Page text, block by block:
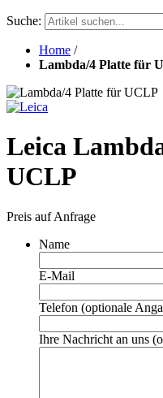
Suche:
Home /
Lambda/4 Platte für
Leica
UCLP
Preis auf Anfrage
Name
E-Mail
Telefon (optionale
Ihre Nachricht an uns